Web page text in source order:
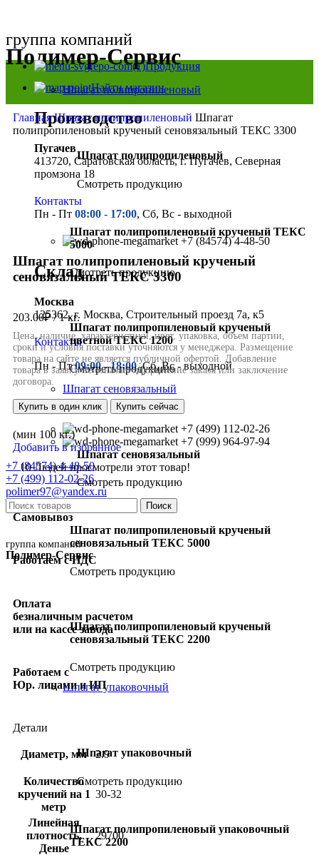
группа компаний
Полимер-Сервис
Найти магазин
Производство
Пугачев
413720, Саратовская область, г. Пугачев, Северная
промзона 18
Контакты
Пн - Пт 08:00 - 17:00, Сб, Вс - выходной
+7 (84574) 4-48-50
Склад
Москва
125362, г. Москва, Строительный проезд 7а, к5
Контакты
Пн - Пт09:00 - 18:00, Сб, Вс - выходной
+7 (499) 112-02-26
+7 (999) 964-97-94
+7 (84574) 4-48-50
+7 (499) 112-02-26
polimer97@yandex.ru
Поиск
группа компаний
Полимер-Сервис
Продукция
Шпагат полипропиленовый
Шпагат полипропиленовый
Смотреть продукцию
Шпагат полипропиленовый крученый ТЕКС
5000
Смотреть продукцию
Шпагат полипропиленовый крученый
цветной ТЕКС 1200
Смотреть продукцию
Шпагат сеновязальный
Шпагат сеновязальный
Смотреть продукцию
Шпагат полипропиленовый крученый
сеновязальный ТЕКС 5000
Смотреть продукцию
Шпагат полипропиленовый крученый
сеновязальный ТЕКС 2200
Смотреть продукцию
Шпагат упаковочный
Шпагат упаковочный
Смотреть продукцию
Шпагат полипропиленовый упаковочный
ТЕКС 2200
ГлавнаяШпагат полипропиленовый Шпагат
полипропиленовый крученый сеновязальный ТЕКС 3300
Нажмите, чтобы увеличить
Шпагат полипропиленовый крученый
сеновязальный ТЕКС 3300
203.00₽/ 1 кг.
Купить в один клик Купить сейчас
(мин 100 кг.)
Добавить в избранное
10 Людей просмотрели этот товар!
Самовывоз
Работаем с НДС
Оплата
безналичным расчетом
или на кассе завода
Работаем с
Юр. лицами и ИП
Детали
Диаметр, мм 2.9
Количество
кручений на 1
метр
30-32
Линейная
плотность,
Денье
29700